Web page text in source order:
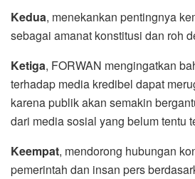
Kedua, menekankan pentingnya
sebagai amanat konstitusi dan roh
Ketiga, FORWAN mengingatkan
terhadap media kredibel dapat
karena publik akan semakin
dari media sosial yang belum tentu
Keempat, mendorong hubungan
pemerintah dan insan pers